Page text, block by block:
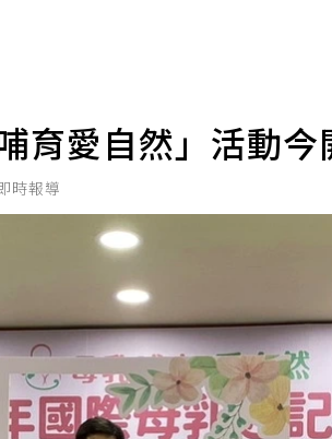
育愛自然」活動今
時報導